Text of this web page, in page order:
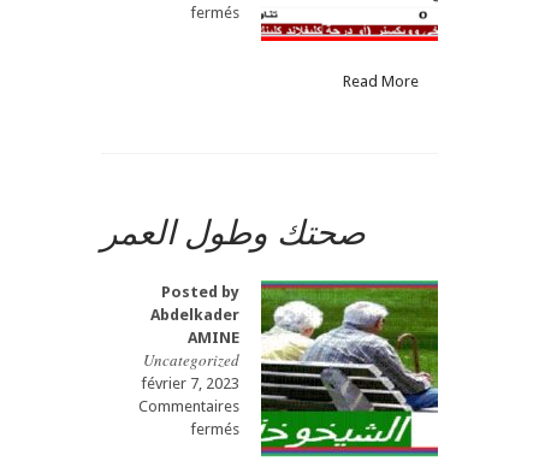
ferméssur
الاستجواب
Read More
صحتك وطول العمر
Posted by
Abdelkader
AMINE
Uncategorized
février 7, 2023
Commentaires
ferméssur
صحتك